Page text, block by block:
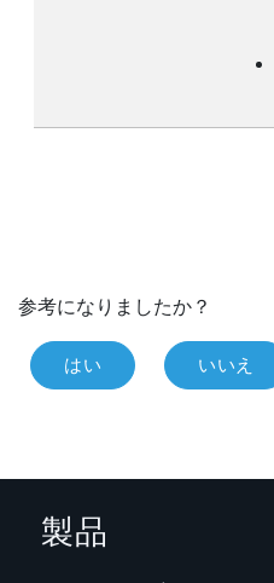
参考になりましたか？
はい いいえ
製品